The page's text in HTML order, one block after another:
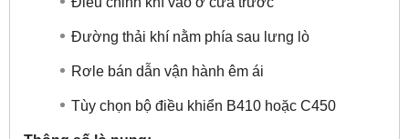
Đường thải khí nằm phía sau lưng lò
Rơle bán dẫn vận hành êm ái
Tùy chọn bộ điều khiển B410 hoặc C450